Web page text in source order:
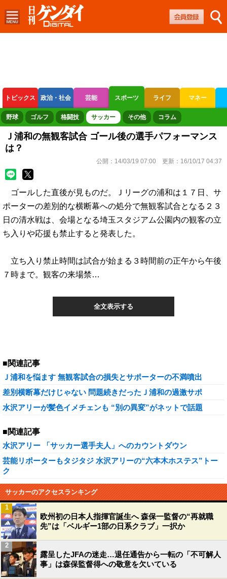
トピックス 政治・社会 芸能 スポーツ ライフ マネー
ボートレース 競輪 オートレース
野球 ゴルフ 格闘技 サッカー その他 コラム
Ｊ浦和の無観客試合 ゴール後の選手パフォーマンス
は？
公開： 14/03/19 07:00 更新： 16/10/17 04:37
ゴールした直後が見ものだ。Ｊリーグの浦和は１７日、サ
ポーターの差別的な横断幕への処分で無観客試合となる２３
日の清水戦は、会場となる埼玉スタジアム公園内の観客の立
ち入りや応援も禁止すると発表した。
立ち入り禁止時間は試合が始まる３時間前の正午から午後
７時まで。観客の来場禁…
全文表示する
■関連記事
Ｊ浦和を悩ます 無観客試合の損失とサポーターの不満噴出
差別横断幕だけじゃない 問題続きだったＪ浦和の過激サポ
水沢アリーが髪色イメチェンも “別の異変”がネットで話題
■関連記事
水沢アリー 「サッカー選手夫人」へのカウントダウン
芸能リポーターもタジタジ 水沢アリーの“六本木ホステス”トー
ク
サッカーのアクセスランキング
欧州初の日本人指揮官誕生へ 森保一監督の“再就職
先”は「ベルギー1部の日系クラブ」一択か
1
露呈したJFAの迷走…退任通告から一転の「不可解人
事」は森保監督得への敬意を欠いている
2